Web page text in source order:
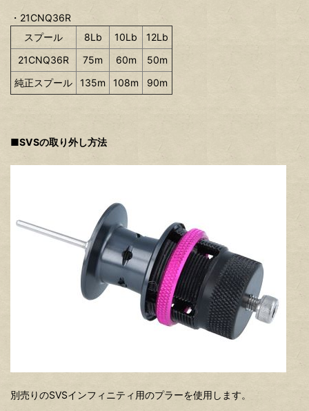
・21CNQ36R
スプール
8Lb 10Lb
12Lb
21CNQ36R
75m 60m
50m
純正スプール
135m 108m 90m
■SVSの取り外し方法
別売りのSVSインフィニティ用のプラーを使用します。